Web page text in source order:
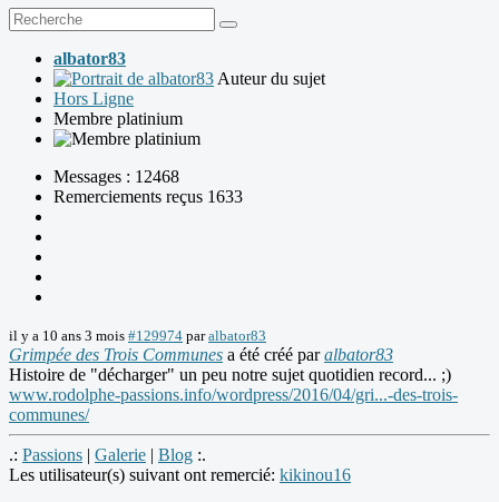
albator83
Auteur du sujet
Hors Ligne
Membre platinium
Messages : 12468
Remerciements reçus 1633
il y a 10 ans 3 mois #129974 paralbator83
Grimpée des Trois Communes a été créé paralbator83
Histoire de "décharger" un peu notre sujet quotidien record... ;)
www.rodolphe-passions.info/wordpress/2016/04/gri...-des-trois-
communes/
.: Passions | Galerie | Blog :.
Les utilisateur(s) suivant ont remercié: kikinou16